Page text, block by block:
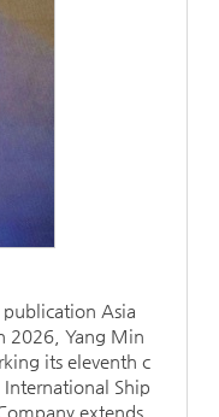
publication Asia
2026, Yang Min
its eleventh c
Ship
extends